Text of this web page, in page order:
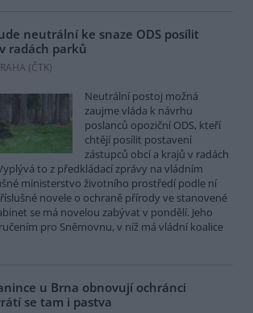
neutrální ke snaze ODS posílit
radách parků
(ČTK)
Neutrální postoj možná
zaujme vláda k návrhu
poslanců opoziční ODS, kteří
chtějí posílit postavení
zástupců obcí a krajů v radách
to z předkládací zprávy na vládním
ministerstvo životního prostředí podle ní
novele o ochraně přírody ve stanovené
se má novelou zabývat v pondělí. Jeho
pro Sněmovnu, v níž má vládní koalice
u Brna obnovují ochránci
se tam i pastva